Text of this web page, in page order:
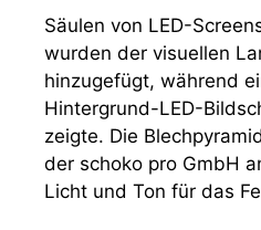
Säulen von LED-
wurden der visuellen
hinzugefügt, während
Hintergrund-LED-
zeigte. Die
der schoko pro GmbH
Licht und Ton für das